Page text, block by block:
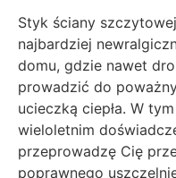
Styk ściany
najbardziej
domu, gdzie nawet
prowadzić do
ucieczką ciepła. W
wieloletnim
przeprowadzę Cię
poprawnego